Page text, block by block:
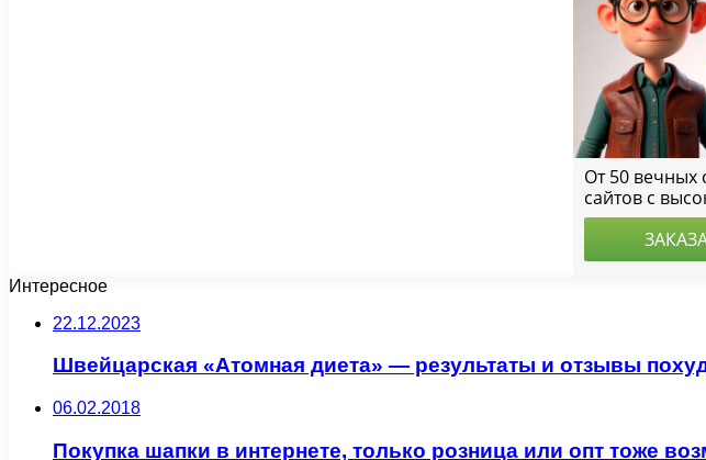
Интересное
22.12.2023
Швейцарская «Атомная диета» — результаты и отзывы
06.02.2018
Покупка шапки в интернете, только розница или опт тоже